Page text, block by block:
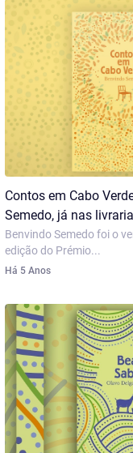
Contos em Cabo
Semedo, já nas
Benvindo Semedo foi o
edição do Prémio...
Há 5 Anos